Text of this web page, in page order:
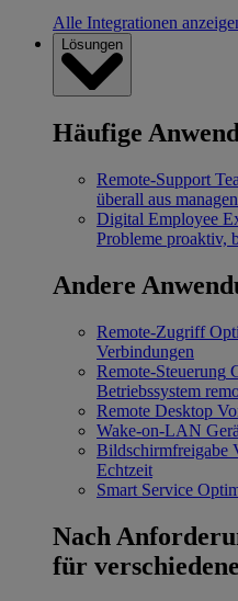
Alle Integrationen
Lösungen
Häufige
Remote-Support
überall aus
Digital Employee
Probleme proaktiv,
Andere
Remote-Zugriff
Verbindungen
Remote-Steuerung
Betriebssystem
Remote Desktop
Wake-on-LAN
Bildschirmfreigabe
Echtzeit
Smart Service
Nach
für